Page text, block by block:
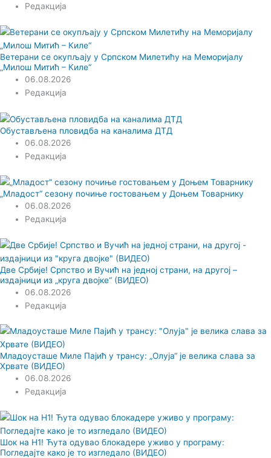
Редакција
Ветерани се окупљају у Српском Милетићу на Меморијалу
„Милош Митић – Киле“
06.08.2026
Редакција
Обустављена пловидба на каналима ДТД
06.08.2026
Редакција
„Младост“ сезону почиње гостовањем у Доњем Товарнику
06.08.2026
Редакција
Две Србије! Српство и Вучић на једној страни, на другој –
издајници из „круга двојке“ (ВИДЕО)
06.08.2026
Редакција
Младоусташе Миле Пајић у трансу: „Олуја“ је велика слава за
Хрвате (ВИДЕО)
06.08.2026
Редакција
Шок на Н1! Ћута одувао блокадере уживо у програму:
Погледајте како је то изгледало (ВИДЕО)